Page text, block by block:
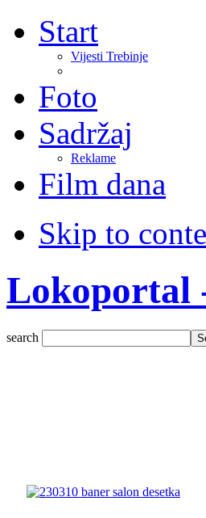
Start
Vijesti Trebinje
Foto
Sadržaj
Reklame
Film dana
Skip to
Lokoportal
search